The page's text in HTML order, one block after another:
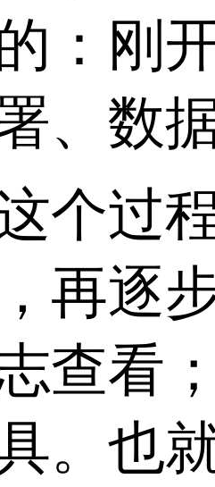
：刚
、数
过程
再逐
查看
。也